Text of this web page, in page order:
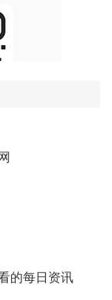
的每日资讯